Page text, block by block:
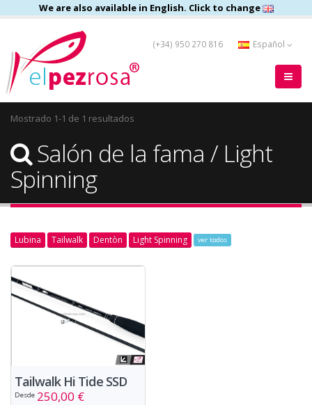
We are also available in English. Click to change
(+34) 950 270 816 Español
Mostrado 1-1 de 1 resultados
Salón de la fama / Light
Spinning
Lubina Tailwalk Dentòn Light Spinning ver todos
Tailwalk Hi Tide SSD
Desde 250,00 €